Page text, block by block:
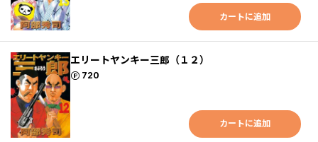
カートに追加
エリートヤンキー三郎（１２）
720
ポイント
カートに追加